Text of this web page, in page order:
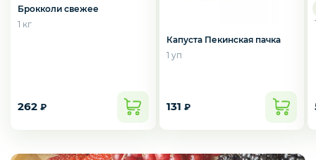
Брокколи свежее
1 кг
262 ₽
Капуста Пекинская пачка
1 уп
131 ₽